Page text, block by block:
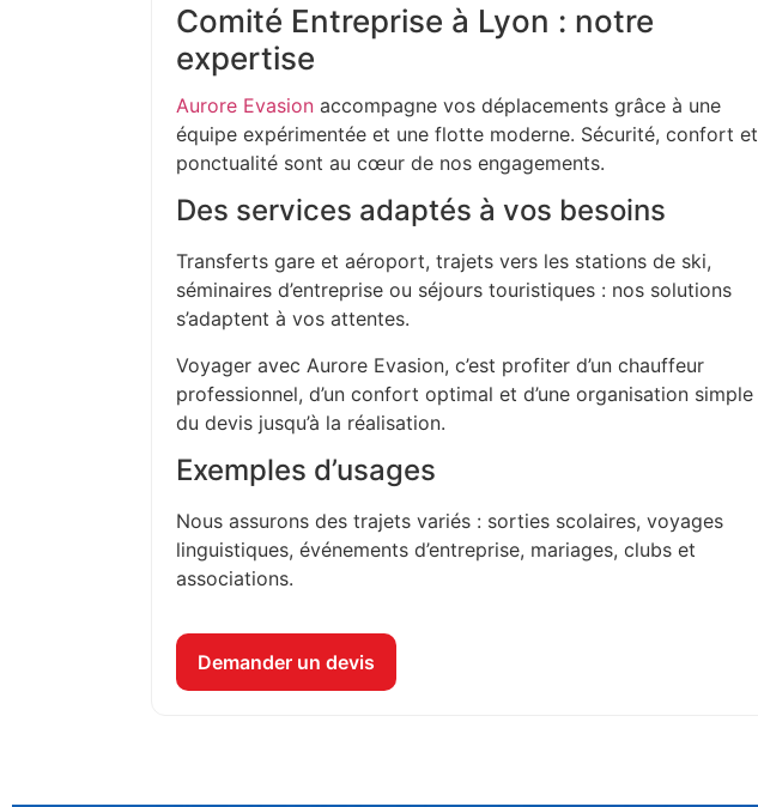
Comité Entreprise à Lyon : notre
expertise
Aurore Evasion accompagne vos déplacements grâce à une
équipe expérimentée et une flotte moderne. Sécurité, confort et
ponctualité sont au cœur de nos engagements.
Des services adaptés à vos besoins
Transferts gare et aéroport, trajets vers les stations de ski,
séminaires d’entreprise ou séjours touristiques : nos solutions
s’adaptent à vos attentes.
Voyager avec Aurore Evasion, c’est profiter d’un chauffeur
professionnel, d’un confort optimal et d’une organisation simple
du devis jusqu’à la réalisation.
Exemples d’usages
Nous assurons des trajets variés : sorties scolaires, voyages
linguistiques, événements d’entreprise, mariages, clubs et
associations.
Demander un devis